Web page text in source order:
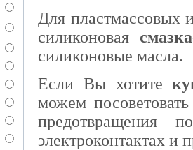
Для пластмассовых
силиконовая
силиконовые масла.
Если Вы хотите
можем
предотвращения
электроконтактах и